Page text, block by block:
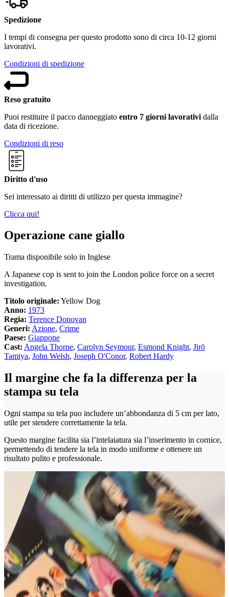
Spedizione
I tempi di consegna per questo prodotto sono di circa 10-12 giorni
lavorativi.
Condizioni di spedizione
Reso gratuito
Puoi restituire il pacco danneggiato entro 7 giorni lavorativi dalla
data di ricezione.
Condizioni di reso
Diritto d'uso
Sei interessato ai diritti di utilizzo per questa immagine?
Clicca qui!
Operazione cane giallo
Trama disponibile solo in Inglese
A Japanese cop is sent to join the London police force on a secret
investigation.
Titolo originale: Yellow Dog
Anno: 1973
Regia: Terence Donovan
Generi: Azione, Crime
Paese: Giappone
Cast: Angela Thorne, Carolyn Seymour, Esmond Knight, Jirō
Tamiya, John Welsh, Joseph O'Conor, Robert Hardy
Il margine che fa la differenza per la
stampa su tela
Ogni stampa su tela puo includere un’abbondanza di 5 cm per lato,
utile per stendere correttamente la tela.
Questo margine facilita sia l’intelaiatura sia l’inserimento in cornice,
permettendo di tendere la tela in modo uniforme e ottenere un
risultato pulito e professionale.